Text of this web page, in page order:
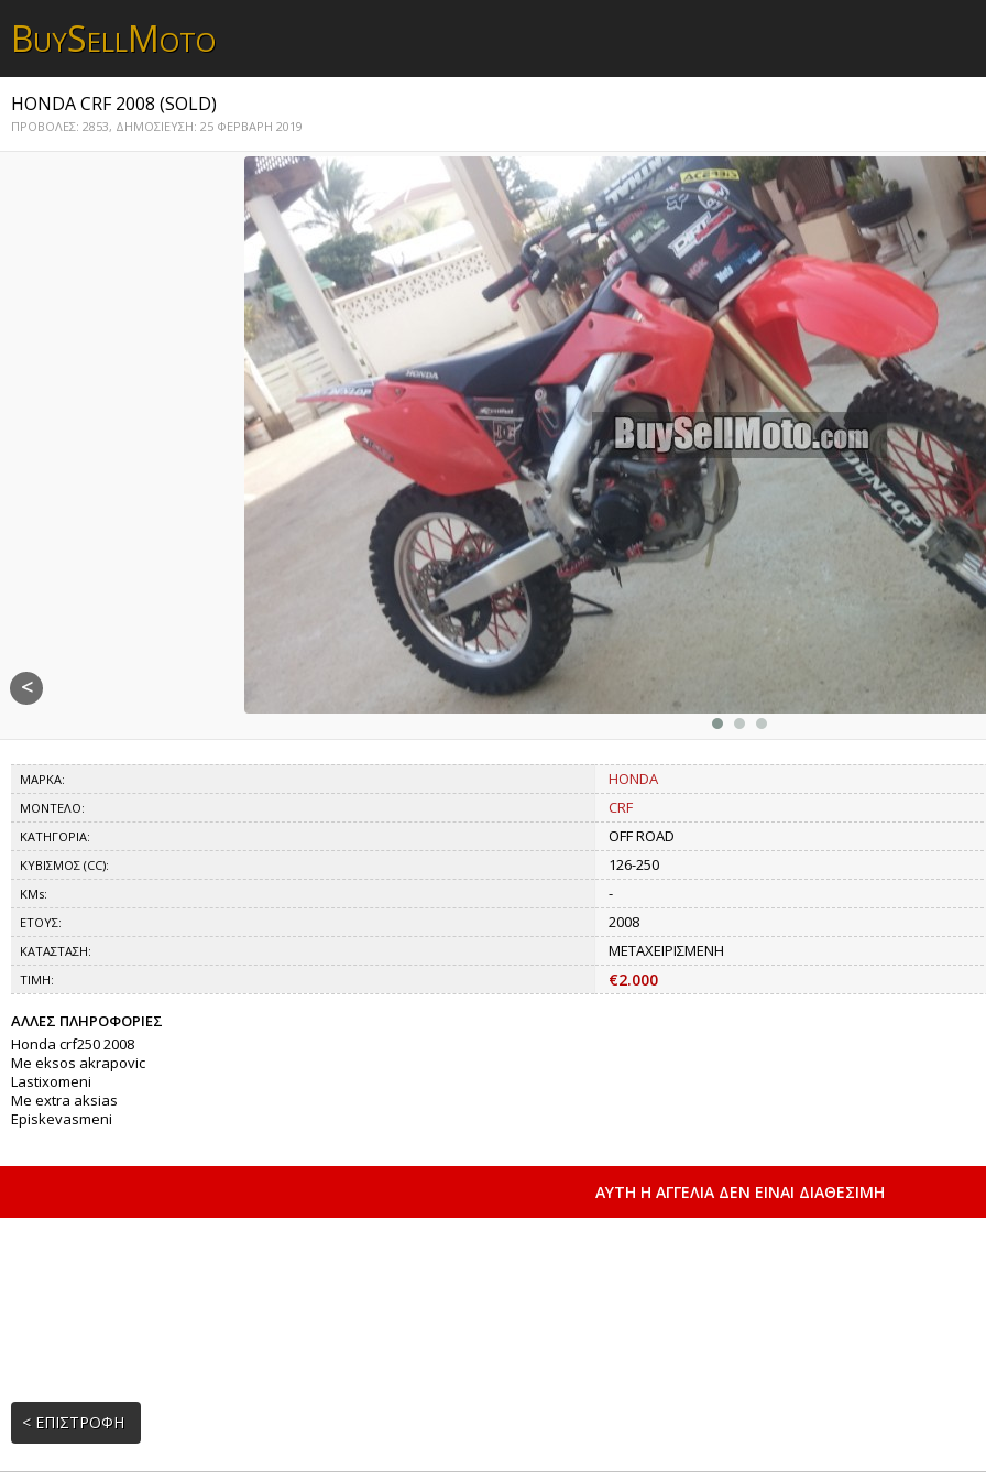
BUYSELLMOTO
HONDA CRF 2008 (SOLD)
ΠΡΟΒΟΛΕΣ: 2853, ΔΗΜΟΣΙΕΥΣΗ: 25 ΦΕΡΒΑΡΗ 2019
<
ΜΑΡΚΑ: HONDA
ΜΟΝΤΕΛΟ: CRF
ΚΑΤΗΓΟΡΙΑ: OFF ROAD
ΚΥΒΙΣΜΟΣ (CC): 126-250
KMs: -
ΕΤΟΥΣ: 2008
ΚΑΤΑΣΤΑΣΗ: ΜΕΤΑΧΕΙΡΙΣΜΕΝΗ
ΤΙΜΗ: €2.000
ΑΛΛΕΣ ΠΛΗΡΟΦΟΡΙΕΣ
Honda crf250 2008
Me eksos akrapovic
Lastixomeni
Me extra aksias
Episkevasmeni
ΑΥΤΗ Η ΑΓΓΕΛΙΑ ΔΕΝ ΕΙΝΑΙ ΔΙΑΘΕΣΙΜΗ
< ΕΠΙΣΤΡΟΦΗ